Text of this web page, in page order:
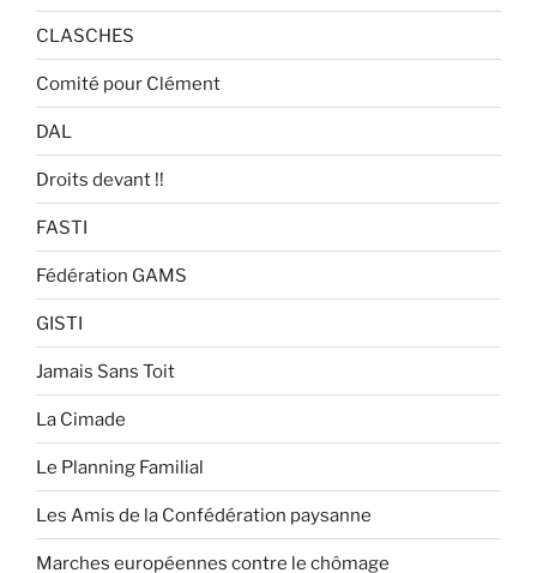
CLASCHES
Comité pour Clément
DAL
Droits devant !!
FASTI
Fédération GAMS
GISTI
Jamais Sans Toit
La Cimade
Le Planning Familial
Les Amis de la Confédération paysanne
Marches européennes contre le chômage